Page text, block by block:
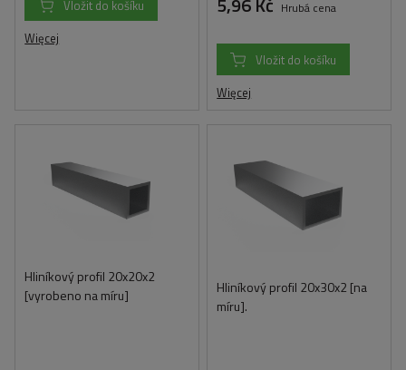
Vložit do košíku
Więcej
Hrubá cena
Vložit do košíku
Więcej
Hliníkový profil 20x20x2
[vyrobeno na míru]
Hliníkový profil 20x30x2 [na
míru].